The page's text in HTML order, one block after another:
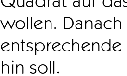
wollen.
hin soll.